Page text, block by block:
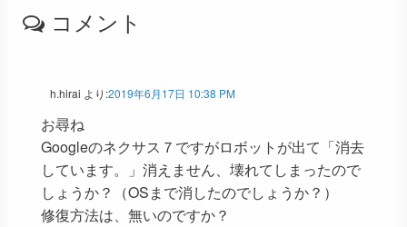
コメント
h.hirai より:2019年6月17日 10:38 PM
お尋ね
Googleのネクサス７ですがロボットが出て「消去
しています。」消えません、壊れてしまったので
しょうか？（OSまで消したのでしょうか？）
修復方法は、無いのですか？